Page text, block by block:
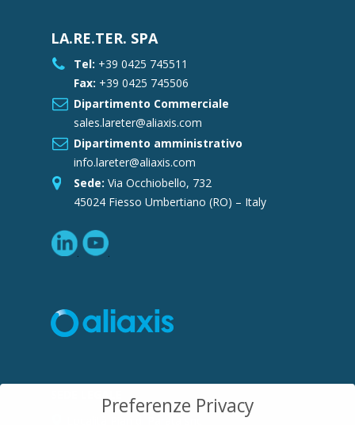
LA.RE.TER. SPA
Tel: +39 0425 745511
Fax: +39 0425 745506
Dipartimento Commerciale
sales.lareter@aliaxis.com
Dipartimento amministrativo
info.lareter@aliaxis.com
Sede: Via Occhiobello, 732
45024 Fiesso Umbertiano (RO) – Italy
Preferenze Privacy